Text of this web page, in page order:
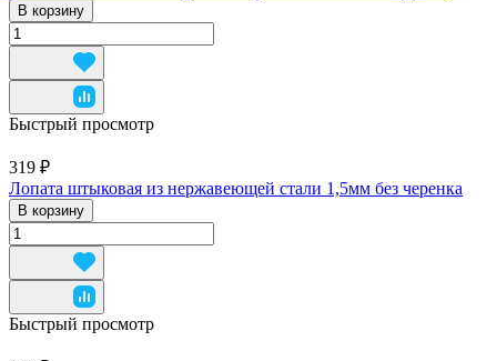
В корзину
Быстрый просмотр
319 ₽
Лопата штыковая из нержавеющей стали 1,5мм без черенка
В корзину
Быстрый просмотр